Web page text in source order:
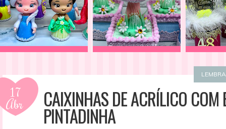
17
Abr CAIXINHAS DE ACRÍLICO
PINTADINHA